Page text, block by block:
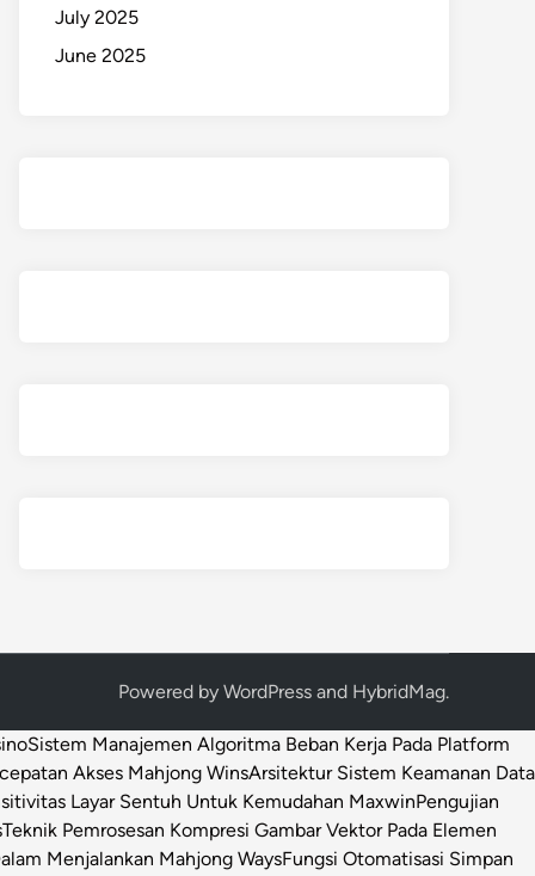
July 2025
June 2025
Powered by WordPress and HybridMag.
Sistem Manajemen Algoritma Beban Kerja Pada Platform
Akses Mahjong WinsArsitektur Sistem Keamanan Data
Layar Sentuh Untuk Kemudahan MaxwinPengujian
Teknik Pemrosesan Kompresi Gambar Vektor Pada Elemen
Menjalankan Mahjong WaysFungsi Otomatisasi Simpan